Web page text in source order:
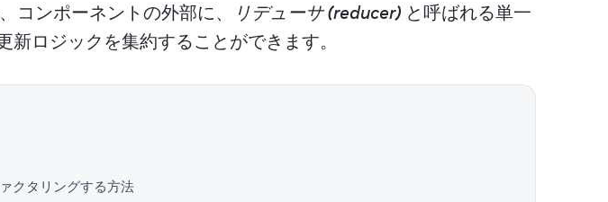
コンポーネントの外部に、
リデューサ (reducer) と呼ばれる単一
ロジックを集約することができます。
クタリングする方法